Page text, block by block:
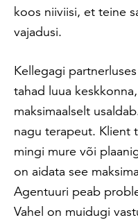
koos niiviisi, et teine
vajadusi.
Kellegagi
tahad luua
maksimaalselt
nagu terapeut. Klient
mingi mure või
on aidata see
Agentuuri peab
Vahel on muidugi